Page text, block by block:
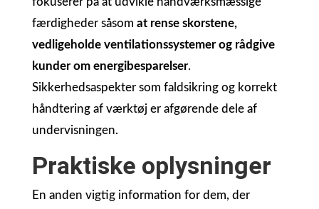
færdigheder såsom at rense skorstene,
vedligeholde ventilationssystemer og rådgive
kunder om energibesparelser.
Sikkerhedsaspekter som faldsikring og korrekt
håndtering af værktøj er afgørende dele af
undervisningen.
Praktiske oplysninger
En anden vigtig information for dem, der